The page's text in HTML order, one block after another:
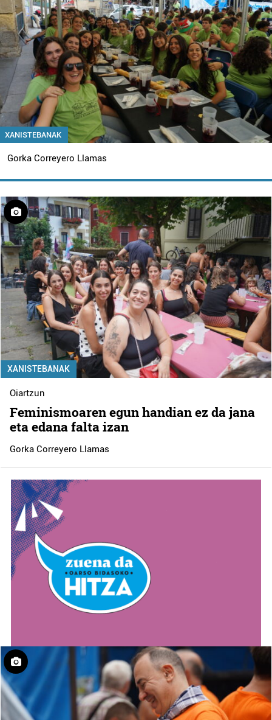
XANISTEBANAK
Gorka Correyero Llamas
XANISTEBANAK
Oiartzun
Feminismoaren egun handian ez da jana
eta edana falta izan
Gorka Correyero Llamas